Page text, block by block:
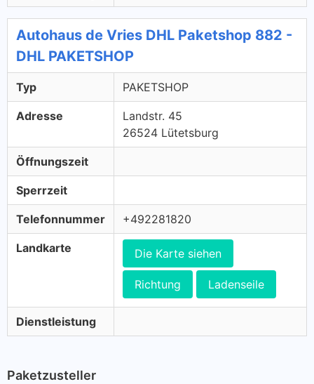
Autohaus de Vries DHL Paketshop 882 -
DHL PAKETSHOP
Typ PAKETSHOP
Adresse
Landstr. 45
26524 Lütetsburg
Öffnungszeit
Sperrzeit
Telefonnummer +492281820
Landkarte Die Karte siehen
Richtung Ladenseile
Dienstleistung
Paketzusteller